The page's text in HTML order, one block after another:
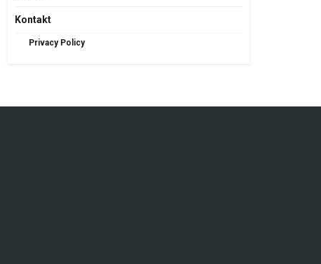
Kontakt
Privacy Policy